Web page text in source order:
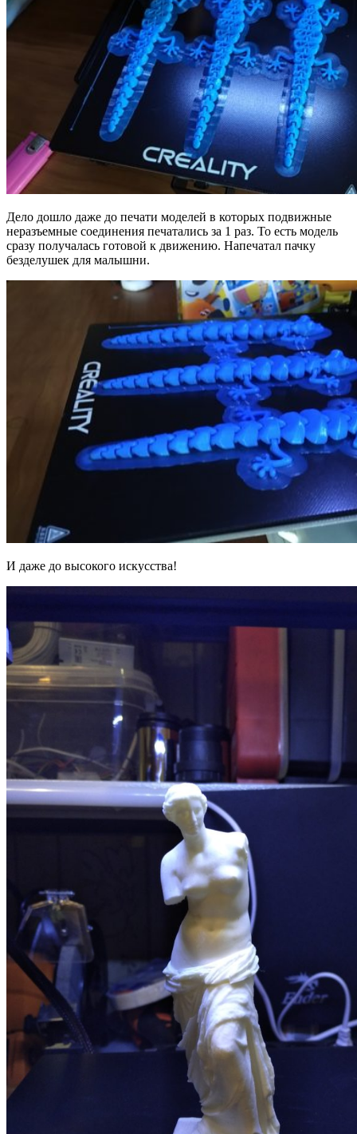
Дело дошло даже до печати моделей в которых подвижные
неразъемные соединения печатались за 1 раз. То есть модель
сразу получалась готовой к движению. Напечатал пачку
безделушек для малышни.
И даже до высокого искусства!